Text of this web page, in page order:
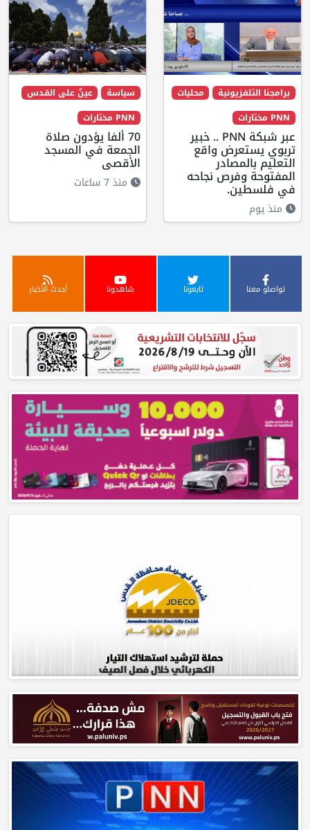
برامجنا التلفزيونية
محليات
PNN مختارات
عبر شبكة PNN .. خبير
تربوي يستعرض واقع
التعليم بالمصادر
المفتوحة وفرص نجاحه
في فلسطين.
منذ يوم
سياسة
عينٌ على القدس
PNN مختارات
70 ألفا يؤدون صلاة
الجمعة في المسجد
الأقصى
منذ 7 ساعات
تواصلو معنا تابعونا شاهدونا أحدث الأخبار